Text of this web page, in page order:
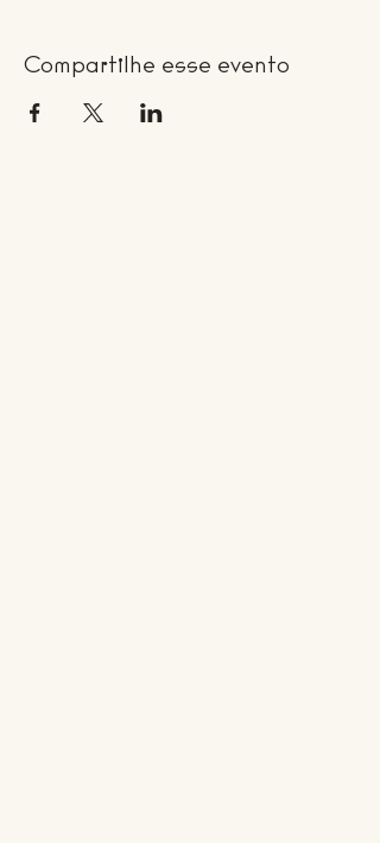
Compartilhe esse evento